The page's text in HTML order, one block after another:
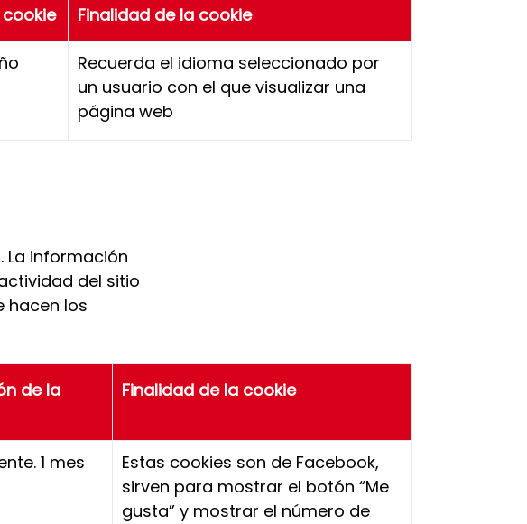
Finalidad de la cookie
Recuerda el idioma seleccionado por
un usuario con el que visualizar una
página web
La información
del sitio
hacen los
de la
Finalidad de la cookie
1 mes
Estas cookies son de Facebook,
sirven para mostrar el botón “Me
gusta” y mostrar el número de